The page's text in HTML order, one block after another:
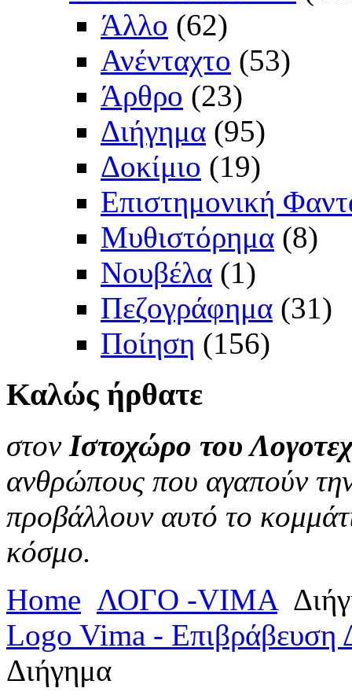
Άλλο (62)
Ανένταχτο (53)
Άρθρο (23)
Διήγημα (95)
Δοκίμιο (19)
Επιστημονική
Μυθιστόρημα (8)
Νουβέλα (1)
Πεζογράφημα (31)
Ποίηση (156)
Καλώς ήρθατε
στον Ιστοχώρο του
ανθρώπους που αγαπούν
προβάλλουν αυτό το
κόσμο.
Home ΛΟΓΟ -VIMA
Logo Vima - Επιβράβευση
Διήγημα